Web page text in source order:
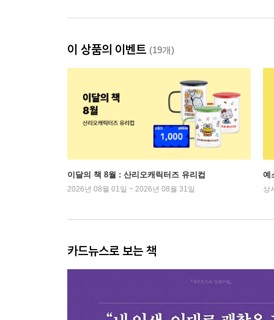
이 상품의 이벤트 (19개)
이달의 책 8월 : 산리오캐릭터즈 유리컵
2026년 08월 01일 ~ 2026년 08월 31일
예
상
카드뉴스로 보는 책